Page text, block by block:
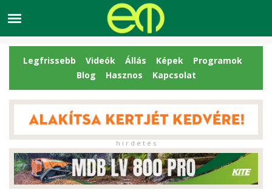
Legfrissebb Videók Állás Képek
Programok
Blog
Hasznos Kapcsolat
h i r d e t é s